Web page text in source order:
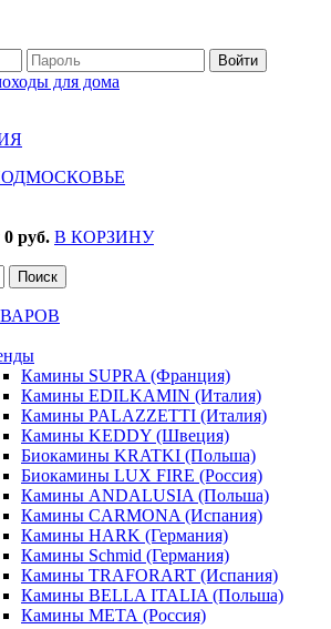
0 руб. В КОРЗИНУ
Камины SUPRA (Франция)
Камины EDILKAMIN (Италия)
Камины PALAZZETTI (Италия)
Камины KEDDY (Швеция)
Биокамины KRATKI (Польша)
Биокамины LUX FIRE (Россия)
Камины ANDALUSIA (Польша)
Камины CARMONA (Испания)
Камины HARK (Германия)
Камины Schmid (Германия)
Камины TRAFORART (Испания)
Камины BELLA ITALIA (Польша)
Камины МЕТА (Россия)